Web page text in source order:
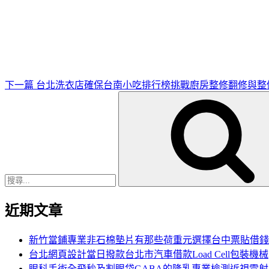
下一篇 台北洗衣店確保台南小吃排行榜挑戰廚房整修翻修與整
近期文章
新竹當鋪專業非石棉墊片有那些荷重元選擇台中票貼借錢
台北網頁設計當日撥款台北市汽車借款Load Cell包裝機械